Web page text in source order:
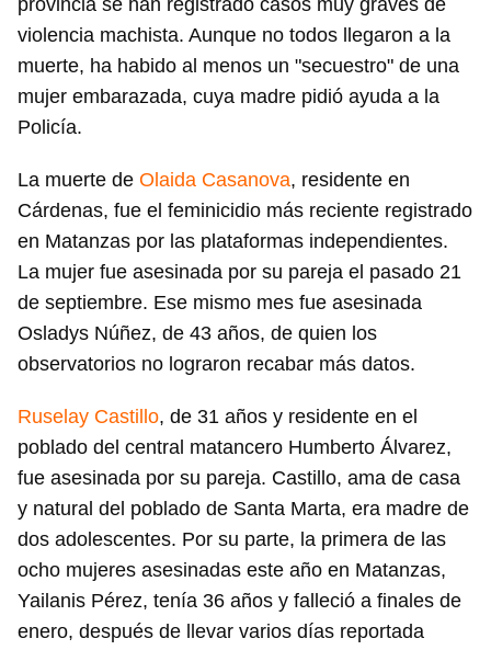
Guardar como favorito
Para poder guardar como favorito, primero has de
iniciar sesión con tu cuenta de 14ymedio.
INICIAR SESIÓN CANCELAR
provincia se han registrado casos muy graves de
violencia machista. Aunque no todos llegaron a la
muerte, ha habido al menos un "secuestro" de una
mujer embarazada, cuya madre pidió ayuda a la
Policía.
La muerte de Olaida Casanova, residente en
Cárdenas, fue el feminicidio más reciente registrado
en Matanzas por las plataformas independientes.
La mujer fue asesinada por su pareja el pasado 21
de septiembre. Ese mismo mes fue asesinada
Osladys Núñez, de 43 años, de quien los
observatorios no lograron recabar más datos.
Ruselay Castillo, de 31 años y residente en el
poblado del central matancero Humberto Álvarez,
fue asesinada por su pareja. Castillo, ama de casa
y natural del poblado de Santa Marta, era madre de
dos adolescentes. Por su parte, la primera de las
ocho mujeres asesinadas este año en Matanzas,
Yailanis Pérez, tenía 36 años y falleció a finales de
enero, después de llevar varios días reportada